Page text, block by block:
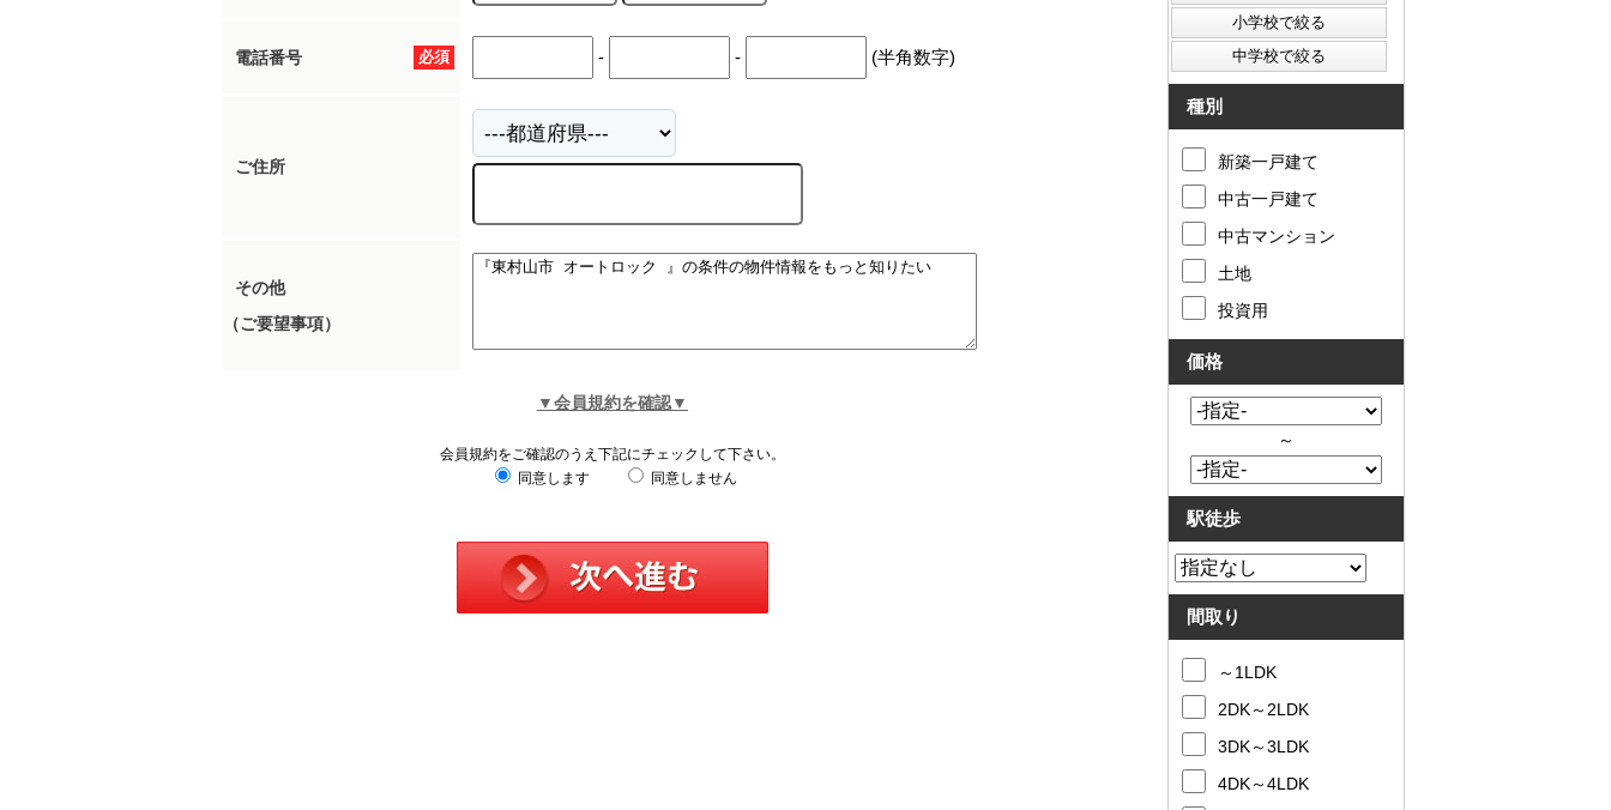
必須
電話番号 - - (半角数字)
ご住所
その他
（ご要望事項）
▼会員規約を確認▼
会員規約をご確認のうえ下記にチェックして下さい。
同意します
同意しません
種別
新築一戸建て
中古一戸建て
中古マンション
土地
投資用
価格
～
駅徒歩
間取り
～1LDK
2DK～2LDK
3DK～3LDK
4DK～4LDK